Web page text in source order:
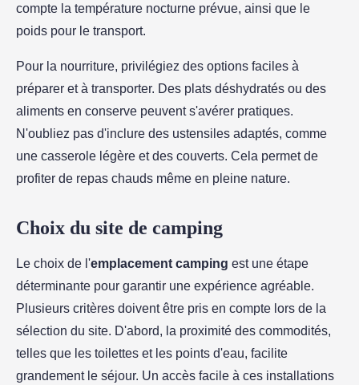
compte la température nocturne prévue, ainsi que le
poids pour le transport.
Pour la nourriture, privilégiez des options faciles à
préparer et à transporter. Des plats déshydratés ou des
aliments en conserve peuvent s'avérer pratiques.
N'oubliez pas d'inclure des ustensiles adaptés, comme
une casserole légère et des couverts. Cela permet de
profiter de repas chauds même en pleine nature.
Choix du site de camping
Le choix de l'emplacement camping est une étape
déterminante pour garantir une expérience agréable.
Plusieurs critères doivent être pris en compte lors de la
sélection du site. D'abord, la proximité des commodités,
telles que les toilettes et les points d'eau, facilite
grandement le séjour. Un accès facile à ces installations